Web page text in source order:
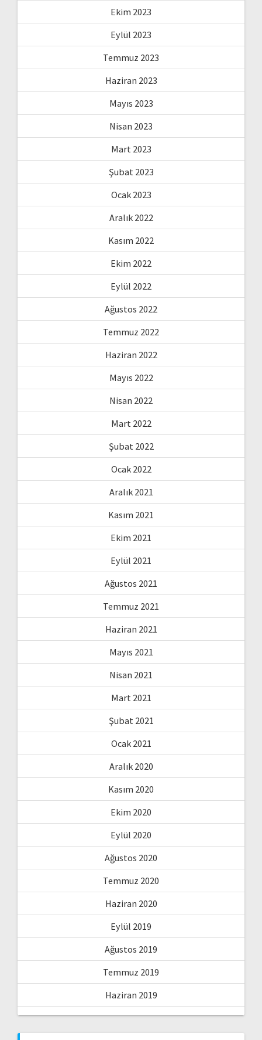
Ekim 2023
Eylül 2023
Temmuz 2023
Haziran 2023
Mayıs 2023
Nisan 2023
Mart 2023
Şubat 2023
Ocak 2023
Aralık 2022
Kasım 2022
Ekim 2022
Eylül 2022
Ağustos 2022
Temmuz 2022
Haziran 2022
Mayıs 2022
Nisan 2022
Mart 2022
Şubat 2022
Ocak 2022
Aralık 2021
Kasım 2021
Ekim 2021
Eylül 2021
Ağustos 2021
Temmuz 2021
Haziran 2021
Mayıs 2021
Nisan 2021
Mart 2021
Şubat 2021
Ocak 2021
Aralık 2020
Kasım 2020
Ekim 2020
Eylül 2020
Ağustos 2020
Temmuz 2020
Haziran 2020
Eylül 2019
Ağustos 2019
Temmuz 2019
Haziran 2019